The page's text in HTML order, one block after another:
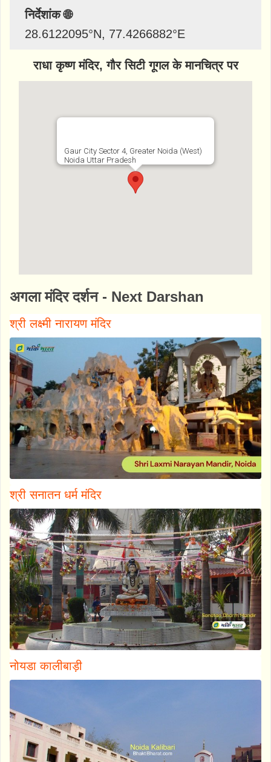
निर्देशांक 🌐
28.6122095°N, 77.4266882°E
राधा कृष्ण मंदिर, गौर सिटी गूगल के मानचित्र पर
Gaur City Sector 4, Greater Noida (West)
Noida Uttar Pradesh
city-mandir
अगला मंदिर दर्शन - Next Darshan
श्री लक्ष्मी नारायण मंदिर
श्री सनातन धर्म मंदिर
नोयडा कालीबाड़ी